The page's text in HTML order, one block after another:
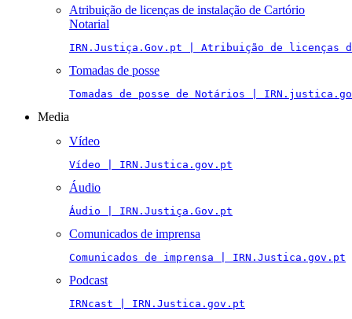
Atribuição de licenças de instalação de Cartório
Notarial
IRN.Justiça.Gov.pt | Atribuição de licenças
Tomadas de posse
Tomadas de posse de Notários |
Media
Vídeo
Vídeo | IRN.Justica.gov.pt
Áudio
Áudio | IRN.Justiça.Gov.pt
Comunicados de imprensa
Comunicados de imprensa | IRN.Justica.gov.pt
Podcast
IRNcast | IRN.Justica.gov.pt